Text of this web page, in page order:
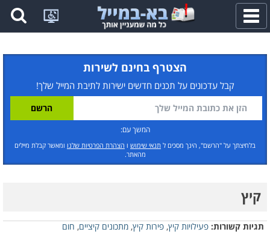
פתח
תפריט
הצטרף בחינם לשירות
קבל עדכונים על תכנים חדשים ישירות לתיבת המייל שלך!
המשך עם:
בלחיצתך על "הרשם", הינך מסכים ל תנאי שימוש ו הצהרת הפרטיות שלנו ומאשר קבלת מיילים
מהאתר.
קיץ
תגיות קשורות: פעילויות קיץ, פירות קיץ, מתכונים קיציים, חום